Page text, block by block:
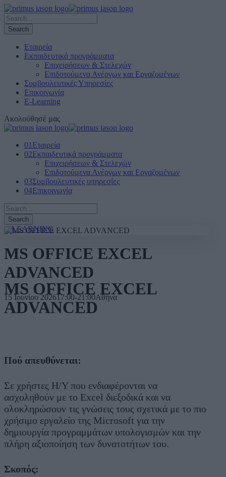
Εταιρεία
Εκπαιδευτικά προγράμματα
Επιχειρήσεων & Στελεχών
Επιδοτούμενα Ανέργων και Εργαζομένων
Συμβουλευτικές Υπηρεσίες
Επικοινωνία
E-Learning
Ακολούθησέ μας
01 Εταιρεία
02Εκπαιδευτικά προγράμματα
Επιχειρήσεων & Στελεχών
Επιδοτούμενα Ανέργων και Εργαζομένων
03Συμβουλευτικές υπηρεσίες
04Επικοινωνία
E-LEARNING
MS OFFICE EXCEL
ADVANCED
15 Ιουνίου 202617:00-21:00Αθήνα
MS OFFICE EXCEL
ADVANCED
Πού απευθύνεται:
Σε χρήστες Η/Υ που ενδιαφέρονται να
ασχοληθούν με το Excel διεξοδικά και να
ολοκληρώσουν τις γνώσεις τους σχετικά με το πιο
χρήσιμο εργαλείο της Microsoft για την
δημιουργία προγραμμάτων υπολογισμών και την
πλήρη αξιοποίηση των δυνατοτήτων του.
Σκοπός: